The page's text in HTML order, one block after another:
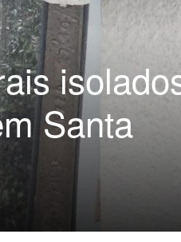
Santa